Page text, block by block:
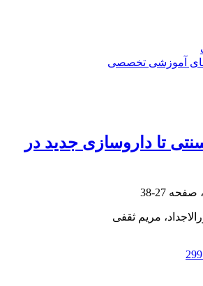
آموزشی تخصصی
تا داروسازی جدید در
27-38
مریم ثقفی